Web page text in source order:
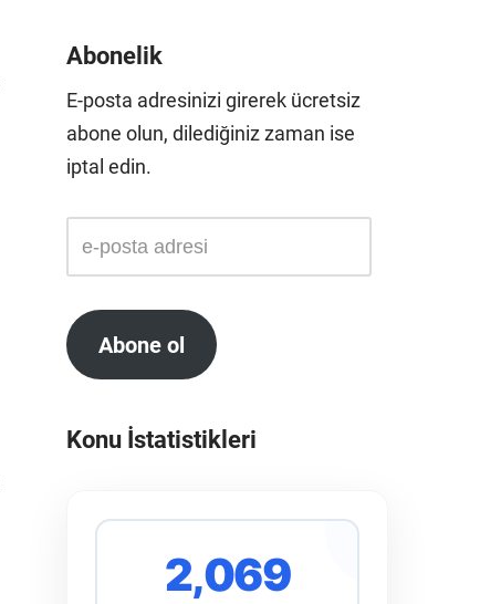
Abonelik
E-posta adresinizi girerek ücretsiz
abone olun, dilediğiniz zaman ise
iptal edin.
Abone ol
Konu İstatistikleri
2,069